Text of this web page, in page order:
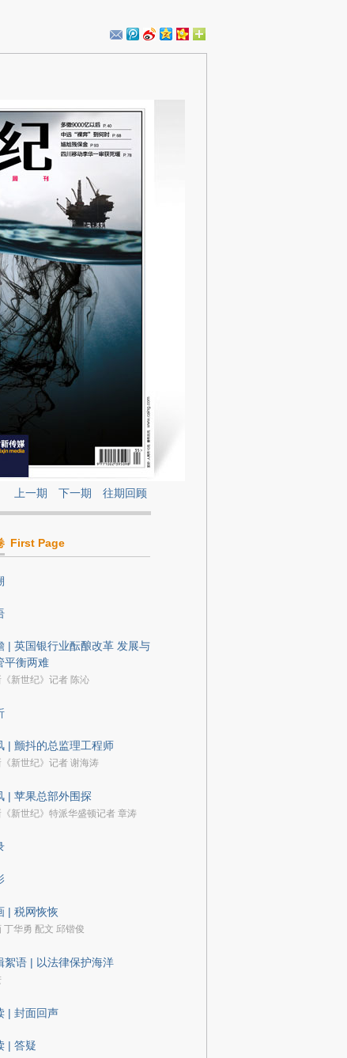
上一期 下一期 往期回顾
First Page
| 英国银行业酝酿改革 发展与
平衡两难
《新世纪》记者 陈沁
| 颤抖的总监理工程师
《新世纪》记者 谢海涛
| 苹果总部外围探
《新世纪》特派华盛顿记者 章涛
| 税网恢恢
丁华勇 配文 邱锴俊
絮语 | 以法律保护海洋
| 封面回声
| 答疑